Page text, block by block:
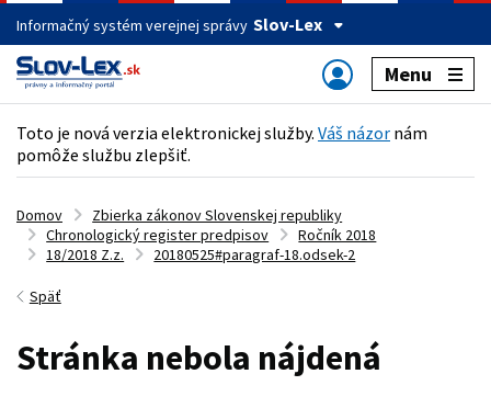
Informačný systém verejnej správy Slov-Lex
Menu
Toto je nová verzia elektronickej služby. Váš názor nám
pomôže službu zlepšiť.
Domov
Zbierka zákonov Slovenskej republiky
Chronologický register predpisov
Ročník 2018
18/2018 Z.z.
20180525#paragraf-18.odsek-2
Späť
Stránka nebola nájdená